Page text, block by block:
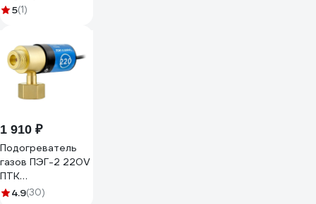
111433
5(1)
1 910 ₽
Подогреватель
газов ПЭГ-2 220V
ПТК
00000033785
4.9(30)